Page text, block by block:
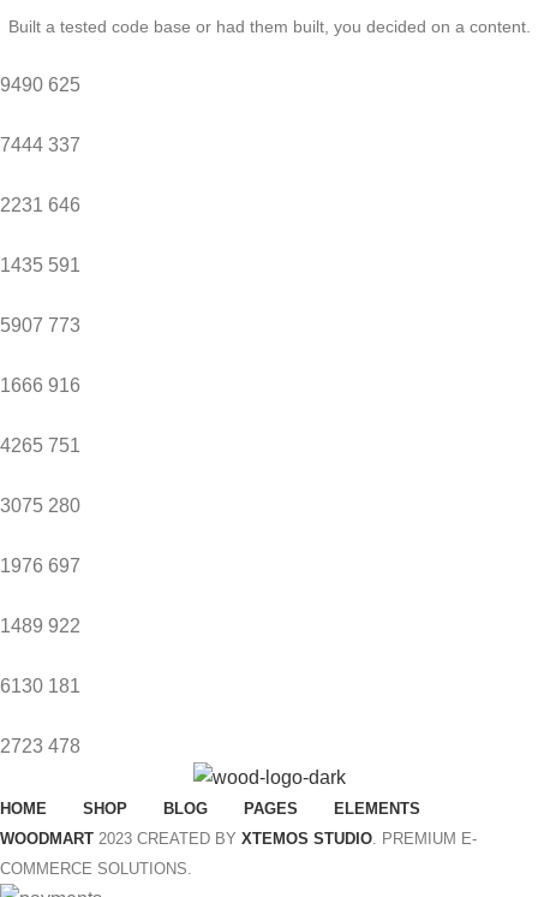
Built a tested code base or had them built, you decided on a content.
9490 625
7444 337
2231 646
1435 591
5907 773
1666 916
4265 751
3075 280
1976 697
1489 922
6130 181
2723 478
HOME SHOP BLOG PAGES
ELEMENTS
WOODMART 2023 CREATED BY XTEMOS STUDIO. PREMIUM E-
COMMERCE SOLUTIONS.